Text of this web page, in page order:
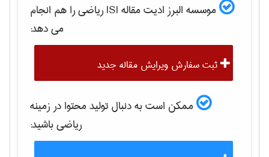
موسسه البرز ادیت مقاله ISI رياضیرا هم انجام
می دهد:
ثبت سفارش ویرایش مقاله جدید
ممکن است به دنبال تولید محتوا در زمینه
رياضیباشید: